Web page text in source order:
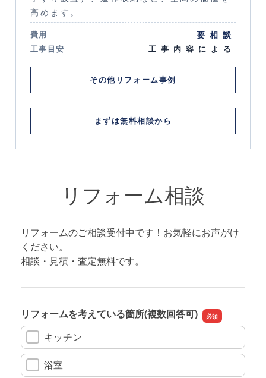
高めます。
費用 要相談
工事目安 工事内容による
その他リフォーム事例
まずは無料相談から